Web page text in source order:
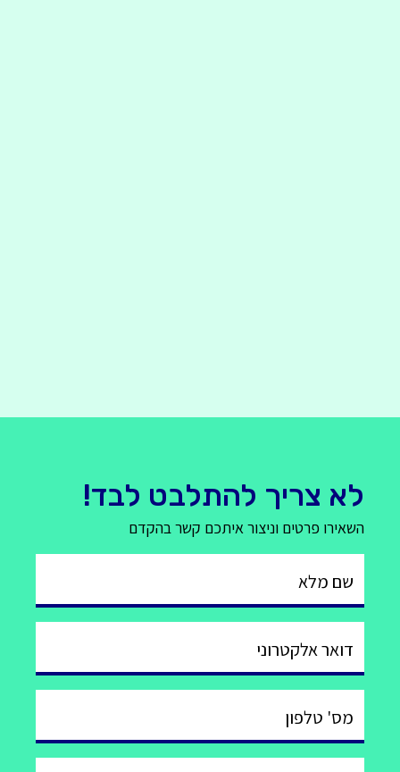
לא צריך להתלבט לבד!
השאירו פרטים וניצור איתכם קשר בהקדם
שם מלא
דואר אלקטרוני
מס' טלפון